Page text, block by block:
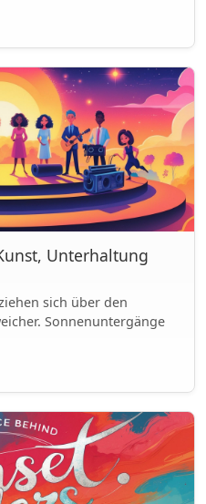
Unterhaltung
sich über den
Sonnenuntergänge